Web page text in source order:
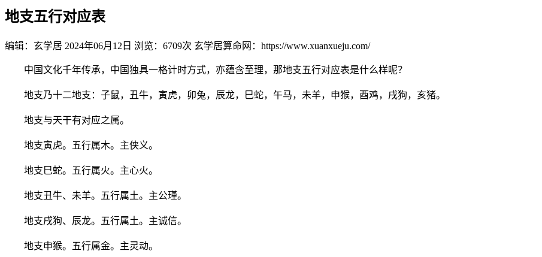
地支五行对应表
编辑：玄学居 2024年06月12日 浏览：6709次 玄学居算命网：https://www.xuanxueju.com/
中国文化千年传承，中国独具一格计时方式，亦蕴含至理，那地支五行对应表是什么样呢？
地支乃十二地支：子鼠，丑牛，寅虎，卯兔，辰龙，巳蛇，午马，未羊，申猴，酉鸡，戌狗，亥猪。
地支与天干有对应之属。
地支寅虎。五行属木。主侠义。
地支巳蛇。五行属火。主心火。
地支丑牛、未羊。五行属土。主公瑾。
地支戌狗、辰龙。五行属土。主诚信。
地支申猴。五行属金。主灵动。